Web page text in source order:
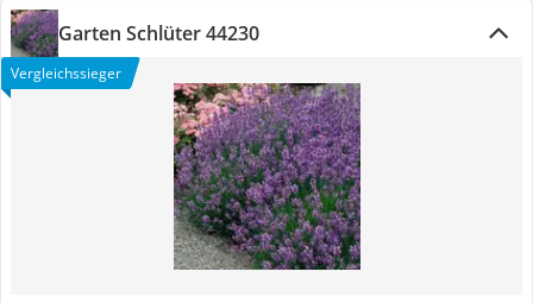
Garten Schlüter 44230
Vergleichssieger